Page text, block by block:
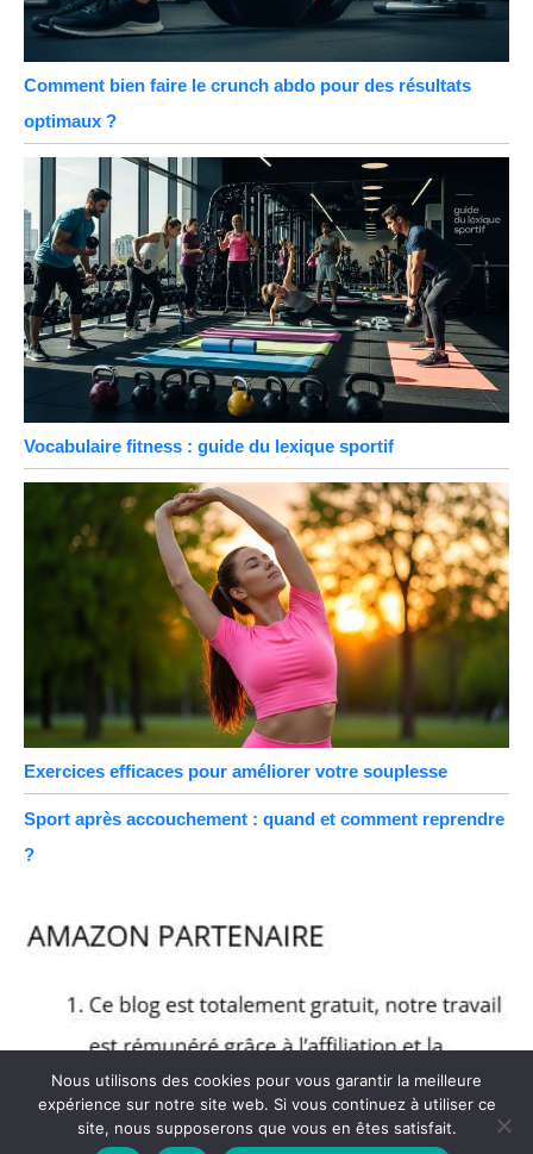
Comment bien faire le crunch abdo pour des résultats
optimaux ?
Vocabulaire fitness : guide du lexique sportif
Exercices efficaces pour améliorer votre souplesse
Sport après accouchement : quand et comment reprendre
?
Nous utilisons des cookies pour vous garantir la meilleure
expérience sur notre site web. Si vous continuez à utiliser ce
site, nous supposerons que vous en êtes satisfait.